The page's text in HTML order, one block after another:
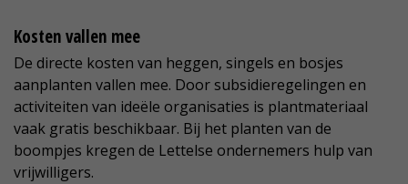
Kosten vallen mee
De directe kosten van heggen, singels en bosjes
aanplanten vallen mee. Door subsidieregelingen en
activiteiten van ideële organisaties is plantmateriaal
vaak gratis beschikbaar. Bij het planten van de
boompjes kregen de Lettelse ondernemers hulp van
vrijwilligers.